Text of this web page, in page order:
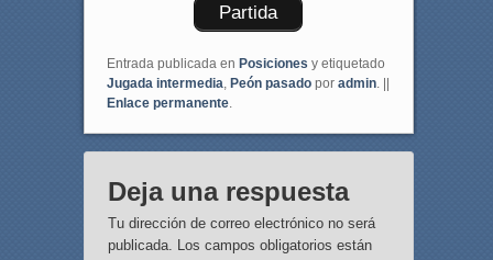
Partida
Entrada publicada en Posiciones y etiquetado
Jugada intermedia Peón pasadopor admin. ||
Enlace permanente.
Deja una respuesta
Tu dirección de correo electrónico no será
publicada. Los campos obligatorios están